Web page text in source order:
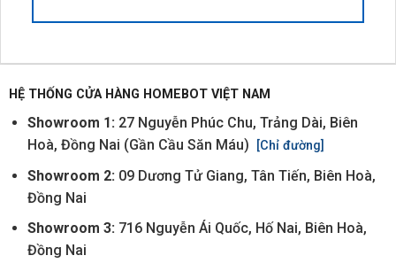
HỆ THỐNG CỬA HÀNG HOMEBOT VIỆT NAM
Showroom 1: 27 Nguyễn Phúc Chu, Trảng Dài, Biên
Hoà, Đồng Nai (Gần Cầu Săn Máu)
[Chỉ đường]
Showroom 2: 09 Dương Tử Giang, Tân Tiến, Biên Hoà,
Đồng Nai
Showroom 3:716 Nguyễn Ái Quốc, Hố Nai, Biên Hoà,
Đồng Nai